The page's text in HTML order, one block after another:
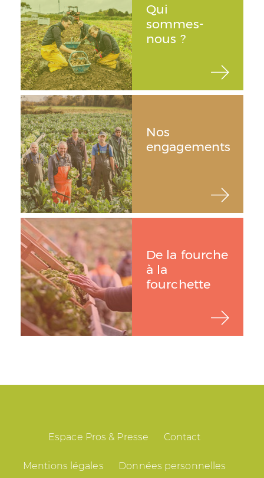
Qui
sommes-
nous ?
Nos
engagements
De la fourche
à la
fourchette
Espace Pros & Presse Contact
Mentions légales Données personnelles